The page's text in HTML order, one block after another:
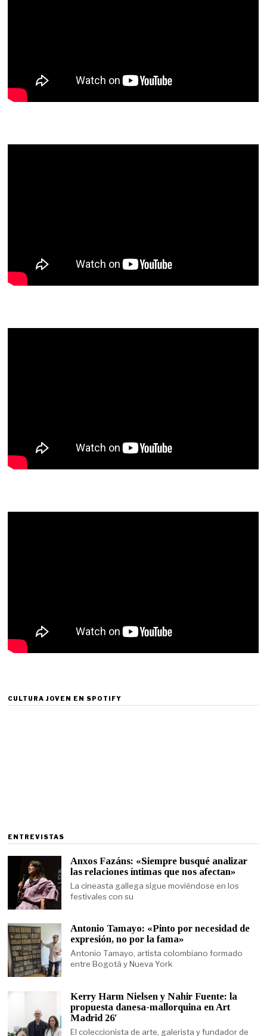
CULTURA JOVEN EN SPOTIFY
ENTREVISTAS
Anxos Fazáns: «Siempre busqué analizar
las relaciones íntimas que nos afectan»
La cineasta gallega sigue moviéndose en los
festivales con su
Antonio Tamayo: «Pinto por necesidad de
expresión, no por la fama»
Antonio Tamayo, artista colombiano formado
entre Bogotá y Nueva York
Kerry Harm Nielsen y Nahir Fuente: la
propuesta danesa-mallorquina en Art
Madrid 26′
El coleccionista de arte, galerista y fundador de